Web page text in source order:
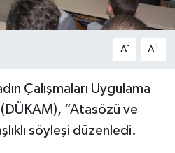
A- A+
Çalışmaları Uygulama
“Atasözü ve
söyleşi düzenledi.